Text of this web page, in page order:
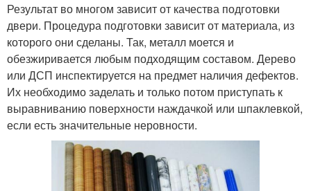
Результат во многом зависит от качества подготовки
двери. Процедура подготовки зависит от материала, из
которого они сделаны. Так, металл моется и
обезжиривается любым подходящим составом. Дерево
или ДСП инспектируется на предмет наличия дефектов.
Их необходимо заделать и только потом приступать к
выравниванию поверхности наждачкой или шпаклевкой,
если есть значительные неровности.